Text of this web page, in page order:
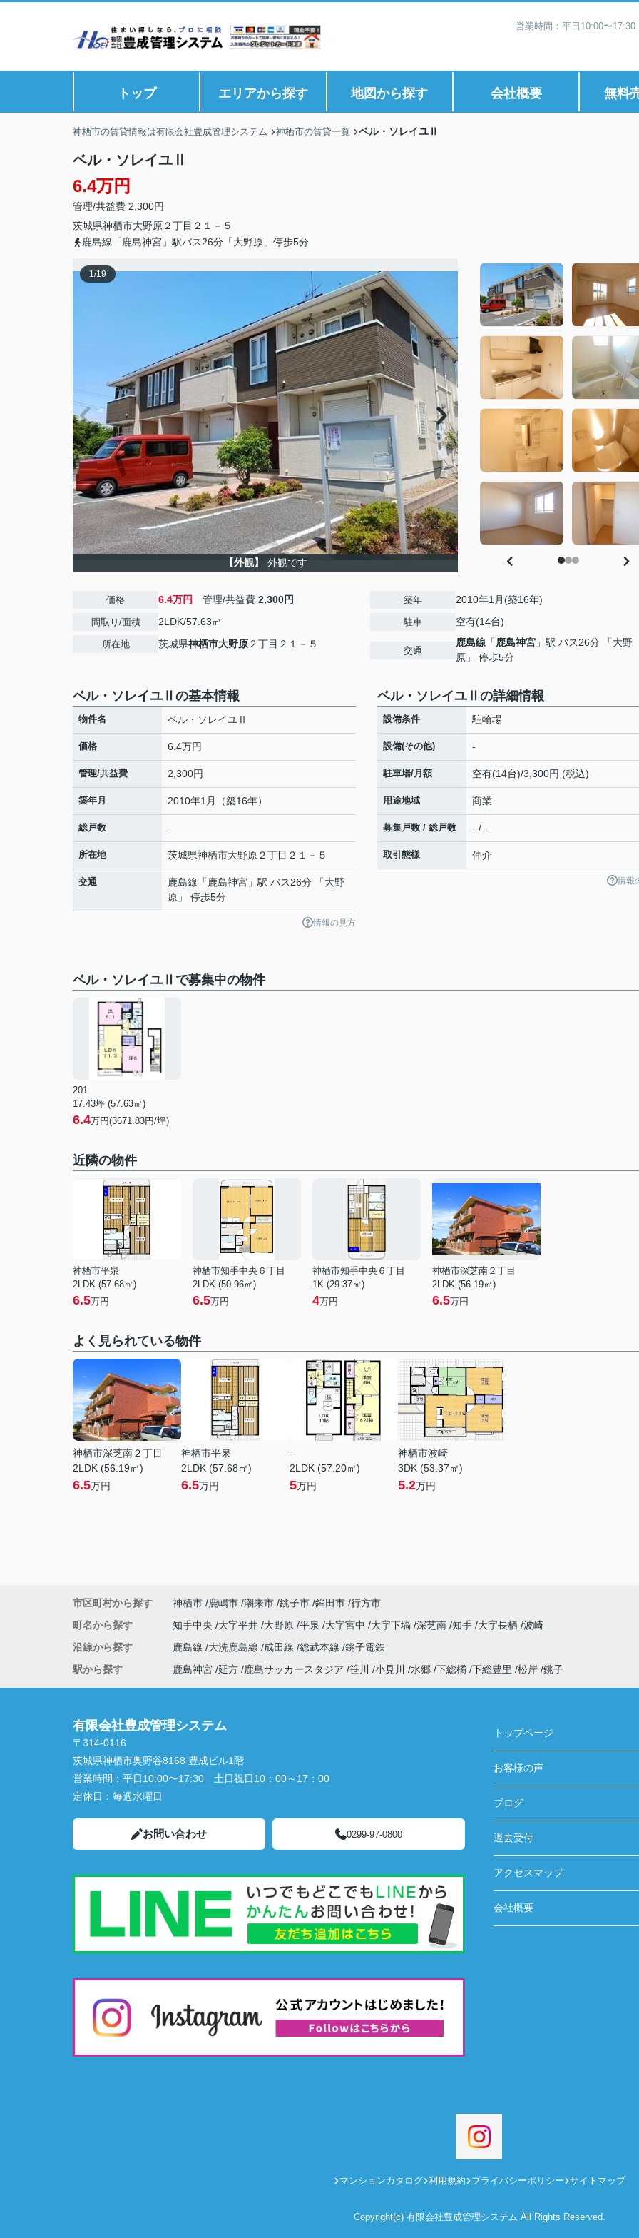
営業時間：平日10:00〜
トップ エリアから探す 地図から探す 会社概要 無料
神栖市の賃貸情報は有限会社豊成管理システム 神栖市の賃貸一覧 ベル・ソレイユⅡ
ベル・ソレイユⅡ
6.4万円
管理/共益費 2,300円
茨城県神栖市大野原２丁目２１－５
鹿島線「鹿島神宮」駅バス26分「大野原」停歩5分
1/19
【外観】 外観です
価格 6.4万円 管理/共益費 2,300円
間取り/面積 2LDK/57.63㎡
所在地 茨城県神栖市大野原２丁目２１－５
築年 2010年1月(築16年)
駐車 空有(14台)
交通
鹿島線 「 鹿島神宮 」駅 バス26分 「大野
原」 停歩5分
ベル・ソレイユⅡの基本情報
物件名 ベル・ソレイユⅡ
価格 6.4万円
管理/共益費 2,300円
築年月 2010年1月（築16年）
総戸数 -
所在地 茨城県神栖市大野原２丁目２１－５
交通 鹿島線 「 鹿島神宮 」駅 バス26分 「大野
原」 停歩5分
情報の見方
ベル・ソレイユⅡの詳細情報
設備条件 駐輪場
設備(その他) -
駐車場/月額 空有(14台)/3,300円 (税込)
用途地域 商業
募集戸数 / 総戸数 - / -
取引態様 仲介
情報
ベル・ソレイユⅡで募集中の物件
201
17.43坪 (57.63㎡)
6.4万円(3671.83円/坪)
近隣の物件
神栖市平泉
2LDK (57.68㎡)
6.5万円
神栖市知手中央６丁目
2LDK (50.96㎡)
6.5万円
神栖市知手中央６丁目
1K (29.37㎡)
4万円
神栖市深芝南２丁目
2LDK (56.19㎡)
6.5万円
よく見られている物件
神栖市深芝南２丁目
2LDK (56.19㎡)
6.5万円
神栖市平泉
2LDK (57.68㎡)
6.5万円
-
2LDK (57.20㎡)
5万円
神栖市波崎
3DK (53.37㎡)
5.2万円
市区町村から探す 神栖市 鹿嶋市 潮来市 銚子市 鉾田市 行方市
町名から探す
知手中央 大字平井 大野原 平泉 大字宮中 大字下塙 深芝南 知手 大字長栖 波崎
沿線から探す
鹿島線 大洗鹿島線 成田線 総武本線 銚子電鉄
駅から探す
鹿島神宮 延方 鹿島サッカースタジア 笹川 小見川 水郷 下総橘 下総豊里 松岸 銚子
有限会社豊成管理システム
〒314-0116
茨城県神栖市奥野谷8168 豊成ビル1階
営業時間： 平日10:00〜17:30 土日祝日10：00～17：00
定休日： 毎週水曜日
お問い合わせ 0299-97-0800
トップページ
お客様の声
ブログ
退去受付
アクセスマップ
会社概要
マンションカタログ 利用規約 プライバシーポリシー サイトマップ
Copyright(c) 有限会社豊成管理システム All Rights Reserved.